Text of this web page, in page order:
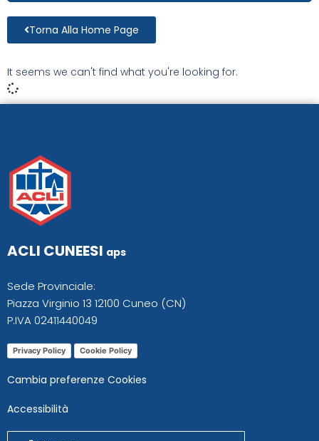
Torna Alla Home Page
It seems we can't find what you're looking for.
ACLI CUNEESI aps
Sede Provinciale:
Piazza Virginio 13 12100 Cuneo (CN)
P.IVA 02411440049
Privacy Policy Cookie Policy
Cambia preferenze Cookies
Accessibilità